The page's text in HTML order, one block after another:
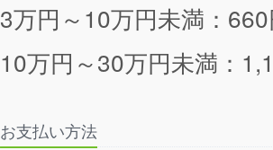
3万円～10万円未満：
10万円～30万円未満：
お支払い方法